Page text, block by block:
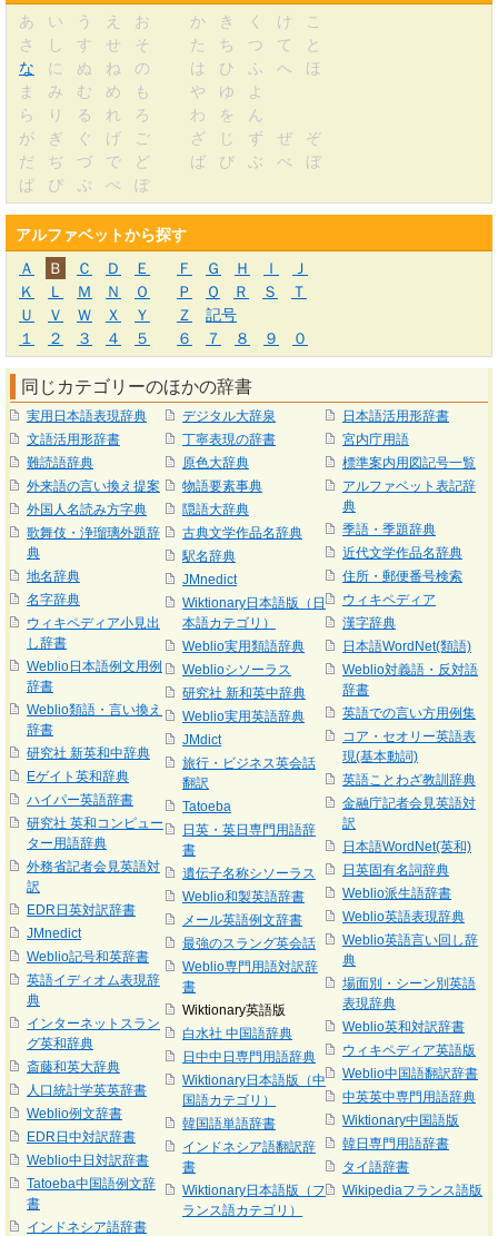
あ い う え お か き く け
こ
さ
し す せ そ た ち つ て
と
な
に ぬ ね の は ひ ふ へ
ほ
ま
み む め も や ゆ
よ
ら
り る れ ろ わ を
ん
が
ぎ ぐ げ ご ざ じ ず ぜ
ぞ
だ
ぢ づ で ど ば び ぶ べ
ぼ
ぱ
ぴ ぷ ぺ ぽ
アルファベットから探す
Ａ
Ｂ Ｃ Ｄ Ｅ Ｆ Ｇ Ｈ Ｉ
Ｊ
Ｋ
Ｌ Ｍ Ｎ Ｏ Ｐ Ｑ Ｒ Ｓ
Ｔ
Ｕ
Ｖ Ｗ Ｘ Ｙ Ｚ
記号
１
２ ３ ４ ５ ６ ７ ８ ９ ０
同じカテゴリーのほかの辞書
実用日本語表現辞典
文語活用形辞書
難読語辞典
外来語の言い換え提案
外国人名読み方字典
歌舞伎・浄瑠璃外題辞
典
地名辞典
名字辞典
ウィキペディア小見出
し辞書
Weblio日本語例文用例
辞書
Weblio類語・言い換え
辞書
研究社 新英和中辞典
Eゲイト英和辞典
ハイパー英語辞書
研究社 英和コンピュー
ター用語辞典
外務省記者会見英語対
訳
EDR日英対訳辞書
JMnedict
Weblio記号和英辞書
英語イディオム表現辞
典
インターネットスラン
グ英和辞典
斎藤和英大辞典
人口統計学英英辞書
Weblio例文辞書
EDR日中対訳辞書
Weblio中日対訳辞書
Tatoeba中国語例文辞
書
インドネシア語辞書
デジタル大辞泉
丁寧表現の辞書
原色大辞典
物語要素事典
隠語大辞典
古典文学作品名辞典
駅名辞典
JMnedict
Wiktionary日本語版（日
本語カテゴリ）
Weblio実用類語辞典
Weblioシソーラス
研究社 新和英中辞典
Weblio実用英語辞典
JMdict
旅行・ビジネス英会話
翻訳
Tatoeba
日英・英日専門用語辞
書
遺伝子名称シソーラス
Weblio和製英語辞書
メール英語例文辞書
最強のスラング英会話
Weblio専門用語対訳辞
書
Wiktionary英語版
白水社 中国語辞典
日中中日専門用語辞典
Wiktionary日本語版（中
国語カテゴリ）
韓国語単語辞書
インドネシア語翻訳辞
書
Wiktionary日本語版（フ
ランス語カテゴリ）
日本語活用形辞書
宮内庁用語
標準案内用図記号一覧
アルファベット表記辞
典
季語・季題辞典
近代文学作品名辞典
住所・郵便番号検索
ウィキペディア
漢字辞典
日本語WordNet(類語)
Weblio対義語・反対語
辞書
英語での言い方用例集
コア・セオリー英語表
現(基本動詞)
英語ことわざ教訓辞典
金融庁記者会見英語対
訳
日本語WordNet(英和)
日英固有名詞辞典
Weblio派生語辞書
Weblio英語表現辞典
Weblio英語言い回し辞
典
場面別・シーン別英語
表現辞典
Weblio英和対訳辞書
ウィキペディア英語版
Weblio中国語翻訳辞書
中英英中専門用語辞典
Wiktionary中国語版
韓日専門用語辞書
タイ語辞書
Wikipediaフランス語版